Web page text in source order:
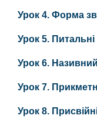
Урок 4. Форма
Урок 5. Питальні
Урок 6. Називний
Урок 7.
Урок 8.